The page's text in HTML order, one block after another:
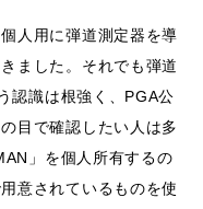
人用に弾道測定器を導
ました。それでも弾道
認識は根強く、PGA公
目で確認したい人は多
」を個人所有するの
意されているものを使